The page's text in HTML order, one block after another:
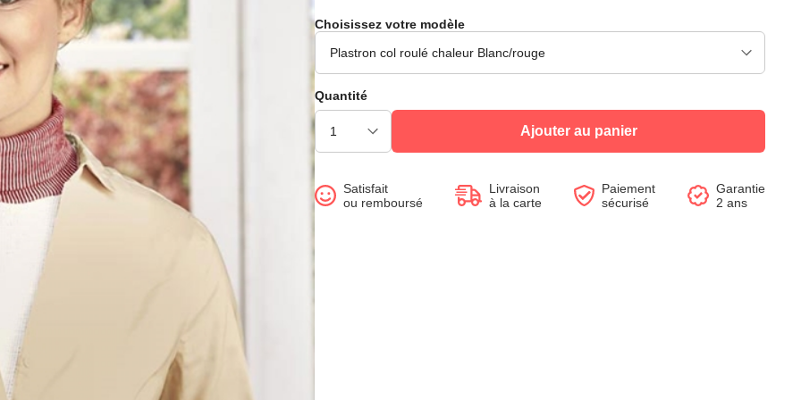
Choisissez votre modèle
Quantité
Ajouter au panier
Satisfait
ou remboursé
Livraison
à la carte
Paiement
sécurisé
Garantie
2 ans